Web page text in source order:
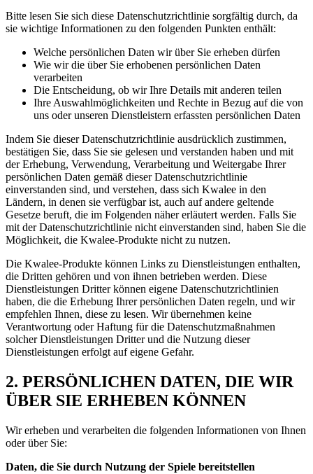
Bitte lesen Sie sich diese Datenschutzrichtlinie sorgfältig durch, da
sie wichtige Informationen zu den folgenden Punkten enthält:
Welche persönlichen Daten wir über Sie erheben dürfen
Wie wir die über Sie erhobenen persönlichen Daten
verarbeiten
Die Entscheidung, ob wir Ihre Details mit anderen teilen
Ihre Auswahlmöglichkeiten und Rechte in Bezug auf die von
uns oder unseren Dienstleistern erfassten persönlichen Daten
Indem Sie dieser Datenschutzrichtlinie ausdrücklich zustimmen,
bestätigen Sie, dass Sie sie gelesen und verstanden haben und mit
der Erhebung, Verwendung, Verarbeitung und Weitergabe Ihrer
persönlichen Daten gemäß dieser Datenschutzrichtlinie
einverstanden sind, und verstehen, dass sich Kwalee in den
Ländern, in denen sie verfügbar ist, auch auf andere geltende
Gesetze beruft, die im Folgenden näher erläutert werden. Falls Sie
mit der Datenschutzrichtlinie nicht einverstanden sind, haben Sie die
Möglichkeit, die Kwalee-Produkte nicht zu nutzen.
Die Kwalee-Produkte können Links zu Dienstleistungen enthalten,
die Dritten gehören und von ihnen betrieben werden. Diese
Dienstleistungen Dritter können eigene Datenschutzrichtlinien
haben, die die Erhebung Ihrer persönlichen Daten regeln, und wir
empfehlen Ihnen, diese zu lesen. Wir übernehmen keine
Verantwortung oder Haftung für die Datenschutzmaßnahmen
solcher Dienstleistungen Dritter und die Nutzung dieser
Dienstleistungen erfolgt auf eigene Gefahr.
2. PERSÖNLICHEN DATEN, DIE WIR
ÜBER SIE ERHEBEN KÖNNEN
Wir erheben und verarbeiten die folgenden Informationen von Ihnen
oder über Sie:
Daten, die Sie durch Nutzung der Spiele bereitstellen